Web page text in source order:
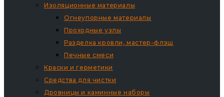
Изоляционные материалы
Огнеупорные материалы
Проходные узлы
Разделка кровли, мастер-флэш
Печные смеси
Краски и герметики
Средства для чистки
Дровницы и каминные наборы